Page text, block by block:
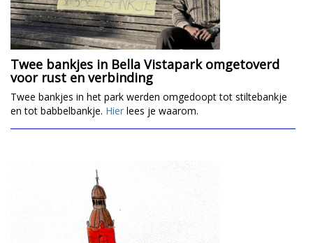
Twee bankjes in Bella Vistapark omgetoverd
voor rust en verbinding
Twee bankjes in het park werden omgedoopt tot stiltebankje
en tot babbelbankje. Hier lees je waarom.